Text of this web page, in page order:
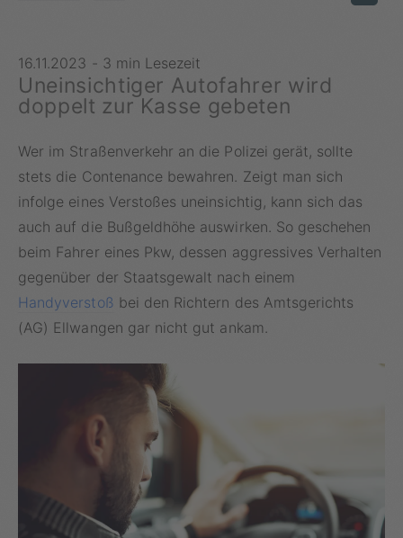
16.11.2023 - 3 min Lesezeit
Uneinsichtiger Autofahrer wird
doppelt zur Kasse gebeten
Wer im Straßenverkehr an die Polizei gerät, sollte
stets die Contenance bewahren. Zeigt man sich
infolge eines Verstoßes uneinsichtig, kann sich das
auch auf die Bußgeldhöhe auswirken. So geschehen
beim Fahrer eines Pkw, dessen aggressives Verhalten
gegenüber der Staatsgewalt nach einem
Handyverstoß bei den Richtern des Amtsgerichts
(AG) Ellwangen gar nicht gut ankam.